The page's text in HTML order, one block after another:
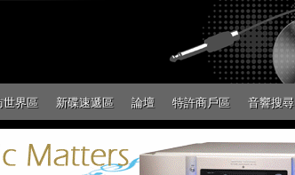
世界區 新碟速遞區 論壇 特許商戶區 音響搜尋